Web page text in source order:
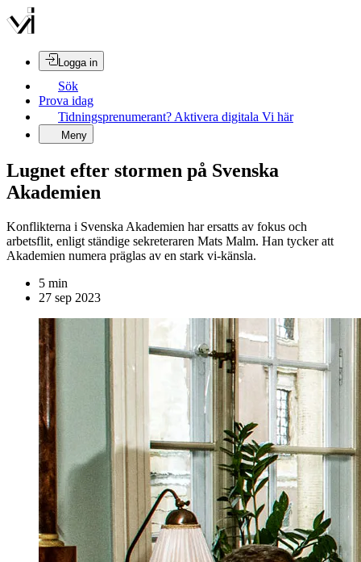
Logga in
Sök
Prova idag
Tidningsprenumerant? Aktivera digitala Vi här
Meny
Lugnet efter stormen på Svenska
Akademien
Konflikterna i Svenska Akademien har ersatts av fokus och
arbetsflit, enligt ständige sekreteraren Mats Malm. Han tycker att
Akademien numera präglas av en stark vi-känsla.
5 min
27 sep 2023